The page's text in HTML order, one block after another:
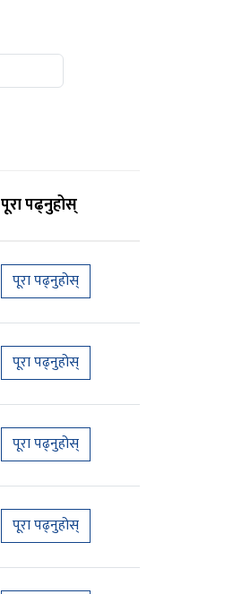
पूरा पढ्नुहोस्
पूरा पढ्नुहोस्
पूरा पढ्नुहोस्
पूरा पढ्नुहोस्
पूरा पढ्नुहोस्